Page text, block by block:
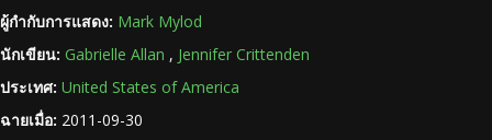
ผู้กำกับการแสดง: Mark Mylod
นักเขียน: Gabrielle Allan , Jennifer Crittenden
ประเทศ: United States of America
ฉายเมื่อ: 2011-09-30